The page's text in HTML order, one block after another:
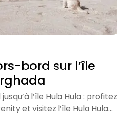
bord sur l’île
l’île Hula Hula : profitez
et visitez l’île Hula Hula…